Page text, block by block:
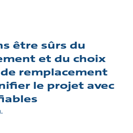
être sûrs du
et du choix
remplacement
le projet avec